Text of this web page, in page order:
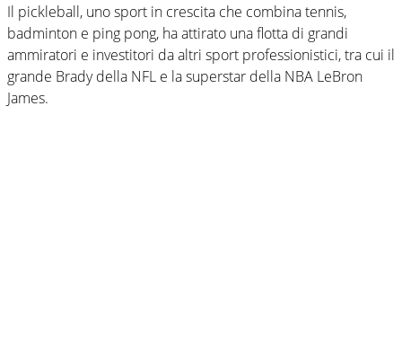
Il pickleball, uno sport in crescita che combina tennis,
badminton e ping pong, ha attirato una flotta di grandi
ammiratori e investitori da altri sport professionistici, tra cui il
grande Brady della NFL e la superstar della NBA LeBron
James.